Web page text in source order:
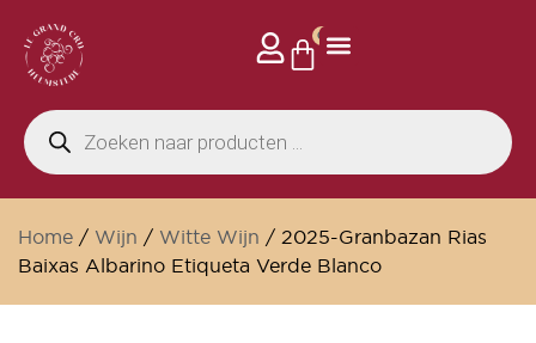
0
Home / Wijn / Witte Wijn / 2025-Granbazan Rias
Baixas Albarino Etiqueta Verde Blanco